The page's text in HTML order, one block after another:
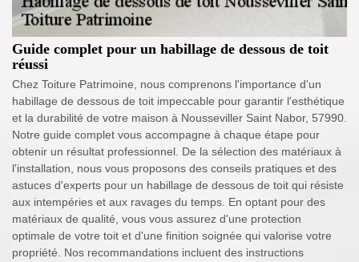
Guide complet pour un habillage de dessous de toit
réussi
Chez Toiture Patrimoine, nous comprenons l'importance d'un
habillage de dessous de toit impeccable pour garantir l'esthétique
et la durabilité de votre maison à Nousseviller Saint Nabor, 57990.
Notre guide complet vous accompagne à chaque étape pour
obtenir un résultat professionnel. De la sélection des matériaux à
l'installation, nous vous proposons des conseils pratiques et des
astuces d'experts pour un habillage de dessous de toit qui résiste
aux intempéries et aux ravages du temps. En optant pour des
matériaux de qualité, vous vous assurez d'une protection
optimale de votre toit et d'une finition soignée qui valorise votre
propriété. Nos recommandations incluent des instructions